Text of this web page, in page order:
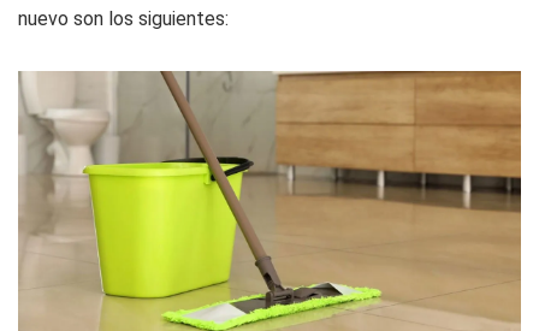
nuevo son los siguientes: